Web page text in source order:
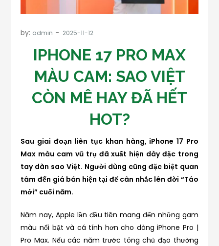
by: admin
IPHONE 17 PRO MAX
MÀU CAM: SAO VIỆT
CÒN MÊ HAY ĐÃ HẾT
HOT?
Sau giai đoạn liên tục khan hàng, iPhone 17 Pro
Max màu cam vũ trụ đã xuất hiện dày đặc trong
tay dàn sao Việt. Người dùng cũng đặc biệt quan
tâm đến giá bán hiện tại để cân nhắc lên đời “Táo
mới” cuối năm.
Năm nay, Apple lần đầu tiên mang đến những gam
màu nổi bật và cá tính hơn cho dòng iPhone Pro |
Pro Max. Nếu các năm trước tông chủ đạo thường